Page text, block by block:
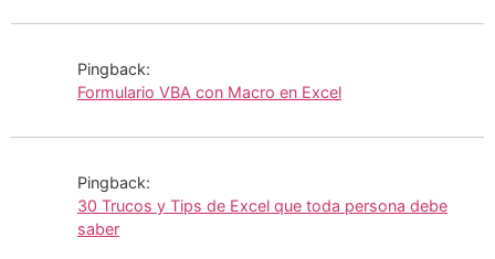
Pingback:
Formulario VBA con Macro en Excel
Pingback:
30 Trucos y Tips de Excel que toda persona debe
saber